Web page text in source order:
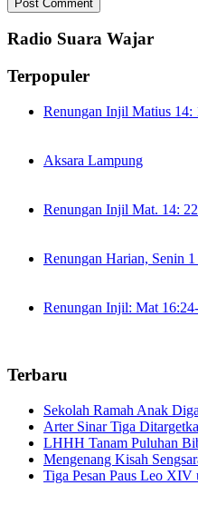
Radio Suara Wajar
Terpopuler
Renungan Injil Matius 14:
Aksara Lampung
Renungan Injil Mat. 14:
Renungan Harian, Senin
Renungan Injil: Mat
Terbaru
Sekolah Ramah Anak
Arter Sinar Tiga
LHHH Tanam Puluhan
Mengenang Kisah
Tiga Pesan Paus Leo XIV